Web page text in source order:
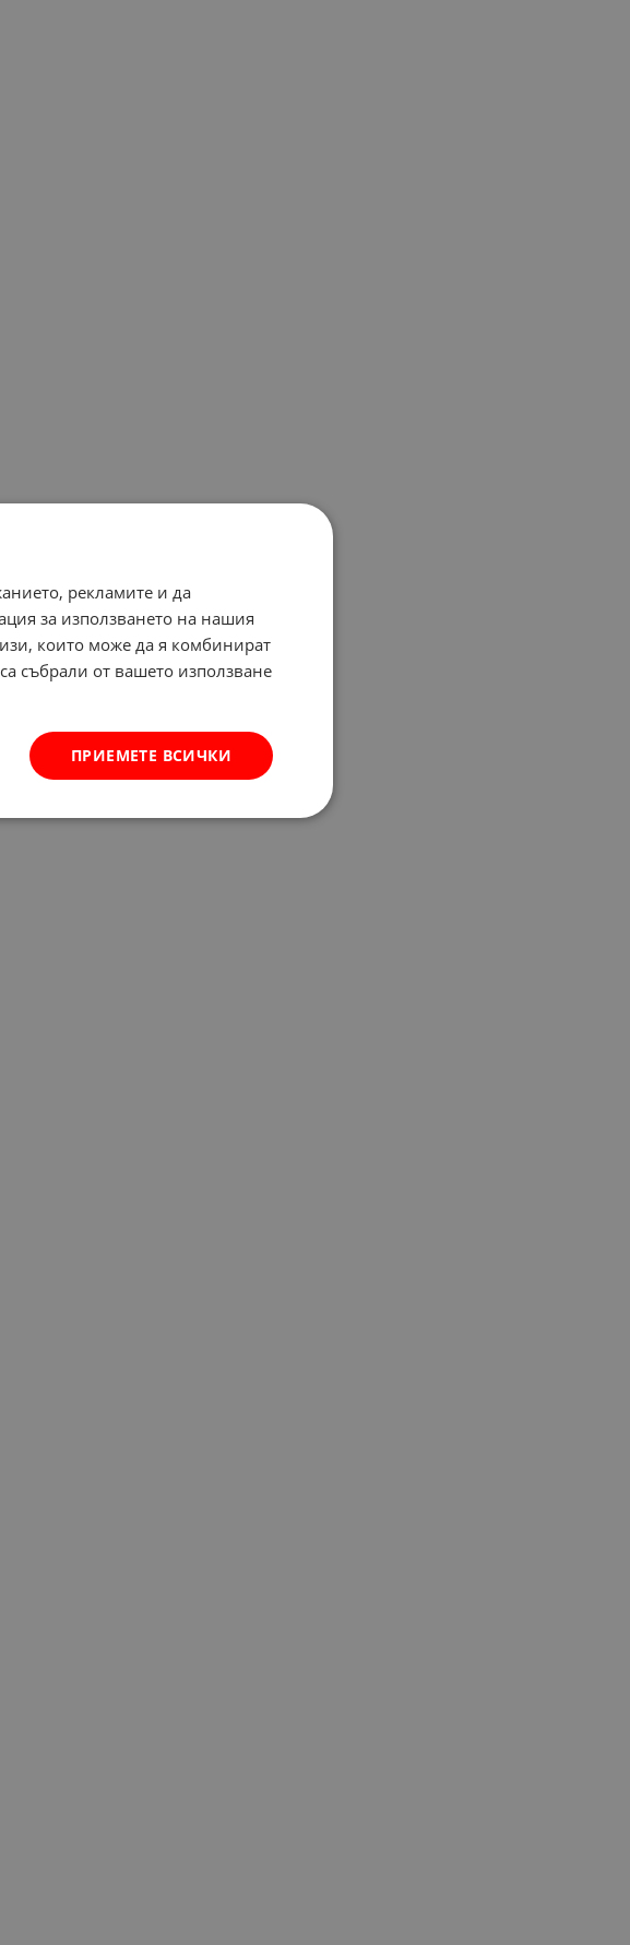
рекламите и да
за използването на нашия
които може да я комбинират
събрали от вашето използване
ПРИЕМЕТЕ ВСИЧКИ